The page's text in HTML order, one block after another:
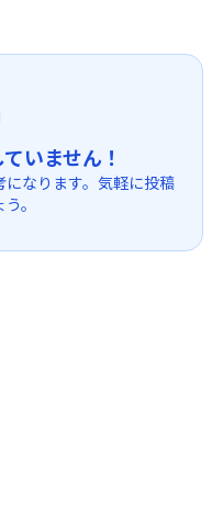
いません！
なります。気軽に投稿
。